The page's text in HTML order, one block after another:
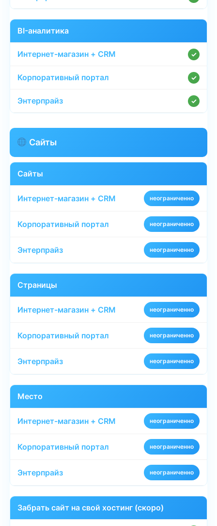
BI-аналитика
✓
✓
✓
Сайты
Сайты
неограниченно
неограниченно
неограниченно
Страницы
неограниченно
неограниченно
неограниченно
Место
неограниченно
неограниченно
неограниченно
Забрать сайт на свой хостинг (скоро)